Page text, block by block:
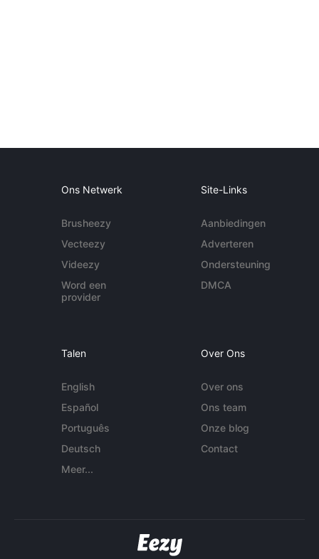
Ons Netwerk
Brusheezy
Vecteezy
Videezy
Word een
provider
Site-Links
Aanbiedingen
Adverteren
Ondersteuning
DMCA
Talen
English
Español
Português
Deutsch
Meer...
Over Ons
Over ons
Ons team
Onze blog
Contact